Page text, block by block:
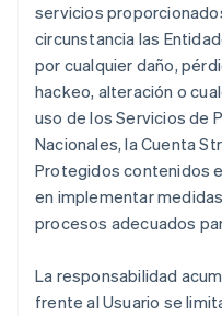
servicios
circunstancia las
por cualquier daño,
hackeo, alteración o
uso de los Servicios de
Nacionales, la Cuenta
Protegidos contenidos
en implementar
procesos adecuados
La responsabilidad
frente al Usuario se